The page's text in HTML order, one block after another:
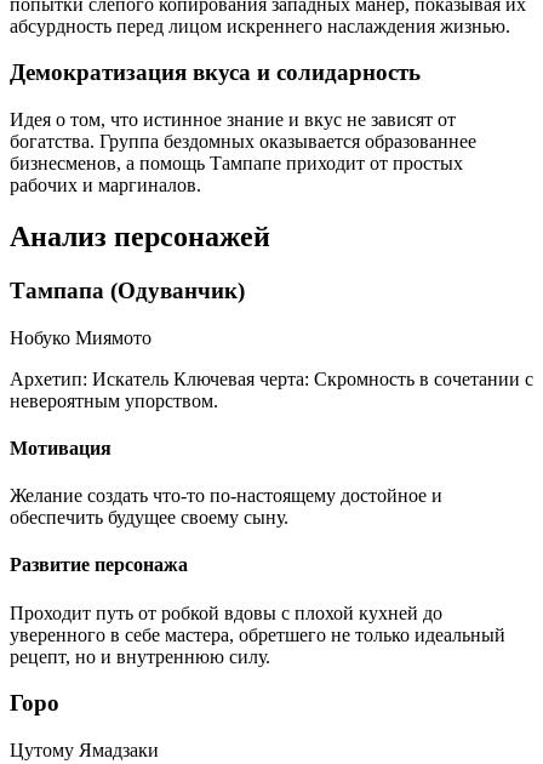
абсурдность перед лицом искреннего наслаждения жизнью.
Демократизация вкуса и солидарность
Идея о том, что истинное знание и вкус не зависят от
богатства. Группа бездомных оказывается образованнее
бизнесменов, а помощь Тампапе приходит от простых
рабочих и маргиналов.
Анализ персонажей
Тампапа (Одуванчик)
Нобуко Миямото
Архетип: Искатель Ключевая черта: Скромность в сочетании с
невероятным упорством.
Мотивация
Желание создать что-то по-настоящему достойное и
обеспечить будущее своему сыну.
Развитие персонажа
Проходит путь от робкой вдовы с плохой кухней до
уверенного в себе мастера, обретшего не только идеальный
рецепт, но и внутреннюю силу.
Горо
Цутому Ямадзаки